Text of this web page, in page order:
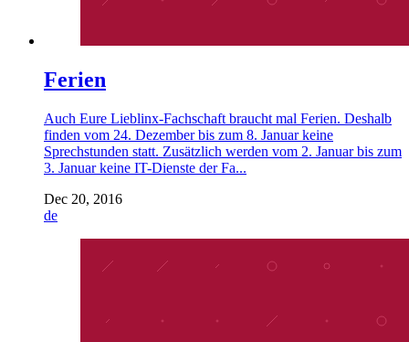
Ferien
Auch Eure Lieblinx-Fachschaft braucht mal Ferien. Deshalb
finden vom 24. Dezember bis zum 8. Januar keine
Sprechstunden statt. Zusätzlich werden vom 2. Januar bis zum
3. Januar keine IT-Dienste der Fa...
Dec 20, 2016
de